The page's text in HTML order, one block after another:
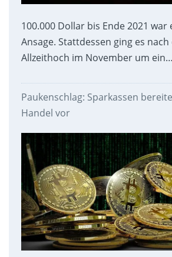
100.000 Dollar bis Ende 2021
Ansage. Stattdessen ging es
Allzeithoch im November um ein…
Paukenschlag: Sparkassen
Handel vor